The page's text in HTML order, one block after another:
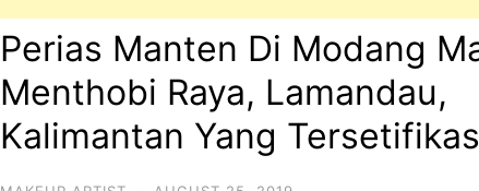
Perias Manten Di Modang
Menthobi Raya, Lamandau,
Kalimantan Yang